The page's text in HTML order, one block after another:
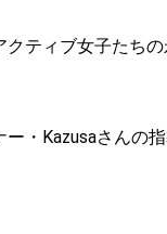
ティブ女子たち
・Kazusaさんの